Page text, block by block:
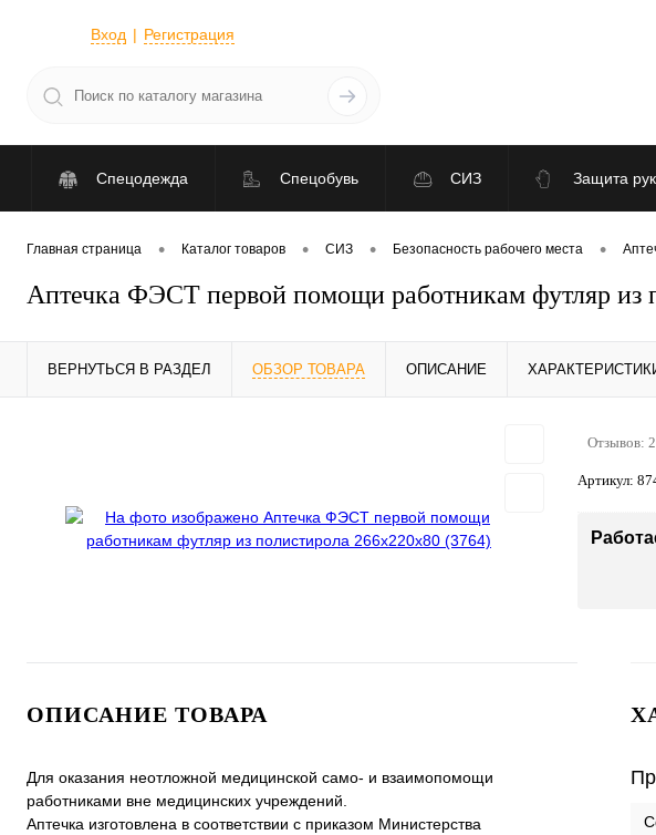
Вход Регистрация
Спецодежда Спецобувь СИЗ Защита рук
По
Главная страница • Каталог товаров • СИЗ • Безопасность рабочего места •
Аптечка ФЭСТ первой помощи работникам футляр из
ВЕРНУТЬСЯ В РАЗДЕЛ ОБЗОР ТОВАРА ОПИСАНИЕ
Отзывов: 2
Артикул:
ОПИСАНИЕ ТОВАРА
Для оказания неотложной медицинской само- и взаимопомощи
работниками вне медицинских учреждений.
Аптечка изготовлена в соответствии с приказом Министерства